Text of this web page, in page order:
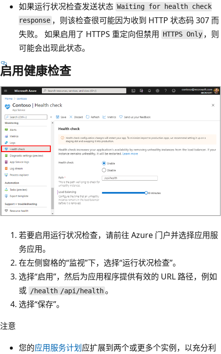
如果运行状况检查发送状态 Waiting for health check
response ，则该检查很可能因为收到 HTTP 状态码 307 而
失败。 如果启用了 HTTPS 重定向但禁用 HTTPS Only ，则
可能会出现此状态。
启用健康检查
若要启用运行状况检查，请前往 Azure 门户并选择应用服
务应用。
在左侧窗格的“监视”下，选择“运行状况检查”。
选择“启用”，然后为应用程序提供有效的 URL 路径，例如
或 /health /api/health。
选择“保存”。
注意
您的应用服务计划应扩展到两个或更多个实例，以充分利